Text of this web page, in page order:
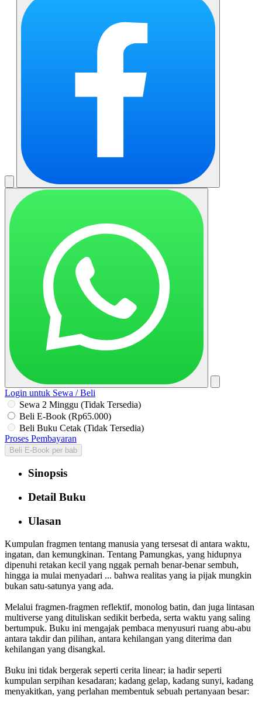
Login untuk Sewa / Beli
Sewa 2 Minggu (Tidak Tersedia)
Beli E-Book (Rp65.000)
Beli Buku Cetak (Tidak Tersedia)
Proses Pembayaran
Beli E-Book per bab
Sinopsis
Detail Buku
Ulasan
Kumpulan fragmen tentang manusia yang tersesat di antara waktu,
ingatan, dan kemungkinan. Tentang Pamungkas, yang hidupnya
dipenuhi retakan kecil yang nggak pernah benar-benar sembuh,
hingga ia mulai menyadari ... bahwa realitas yang ia pijak mungkin
bukan satu-satunya yang ada.
Melalui fragmen-fragmen reflektif, monolog batin, dan juga lintasan
multiverse yang dituliskan sedikit berbeda, serta waktu yang saling
bertumpuk. Buku ini mengajak pembaca menyusuri ruang abu-abu
antara takdir dan pilihan, antara kehilangan yang diterima dan
kehilangan yang disangkal.
Buku ini tidak bergerak seperti cerita linear; ia hadir seperti
kumpulan serpihan kesadaran; kadang gelap, kadang sunyi, kadang
menyakitkan, yang perlahan membentuk sebuah pertanyaan besar: